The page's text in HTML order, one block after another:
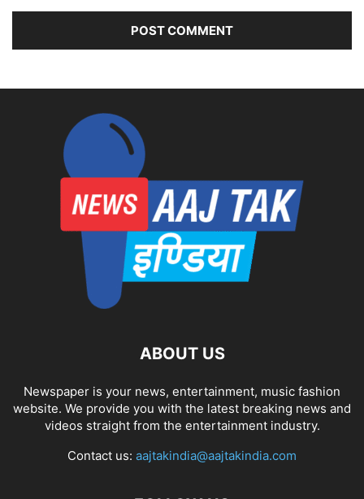
ABOUT US
Newspaper is your news, entertainment, music fashion
website. We provide you with the latest breaking news and
videos straight from the entertainment industry.
Contact us: aajtakindia@aajtakindia.com